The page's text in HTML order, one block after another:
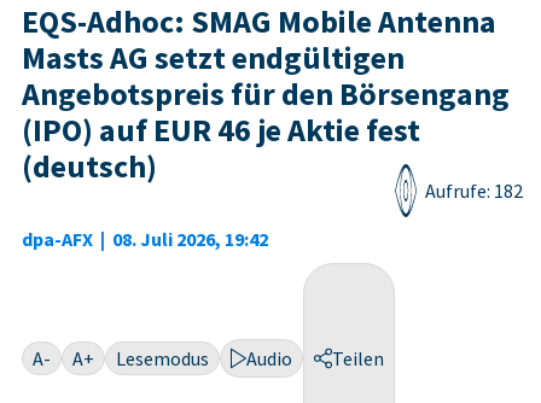
EQS-Adhoc: SMAG Mobile Antenna
Masts AG setzt endgültigen
Angebotspreis für den Börsengang
(IPO) auf EUR 46 je Aktie fest
(deutsch)
dpa-AFX | 08. Juli 2026, 19:42
Aufrufe: 182
A- A+ Lesemodus Audio Teilen